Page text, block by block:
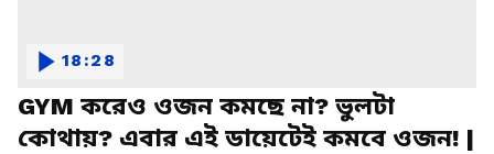
GYM করেও ওজন কমছে না? ভুলটা
কোথায়? এবার এই ডায়েটেই কমবে ওজন! |
18:28